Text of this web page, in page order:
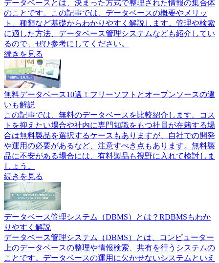
データベースとは、決まった方式で整理された情報の集合体
のことです。この記事では、データベースの概要やメリッ
ト、種類など基礎からわかりやすく解説します。管理や検索
に適した方法、データベース管理システムなども紹介してい
るので、ぜひ参考にしてください。
続きを見る
無料データベース10選！フリーソフトとオープンソースの違
いも解説
この記事では、無料のデータベースを比較紹介します。コス
トを抑えたい場合や社内に専門知識をもつ社員が在籍する場
合は無料製品を選択するケースもありますが、自社での開発
や運用の必要があるなど、注意すべき点もあります。無料製
品に不安がある場合には、有料製品も視野に入れて検討しま
しょう。
続きを見る
データベース管理システム（DBMS）とは？RDBMSもわか
りやすく解説
データベース管理システム（DBMS）とは、コンピューター
上のデータベースの整理や情報検索、共有を行うシステムの
ことです。データベースの運用に欠かせないシステムといえ